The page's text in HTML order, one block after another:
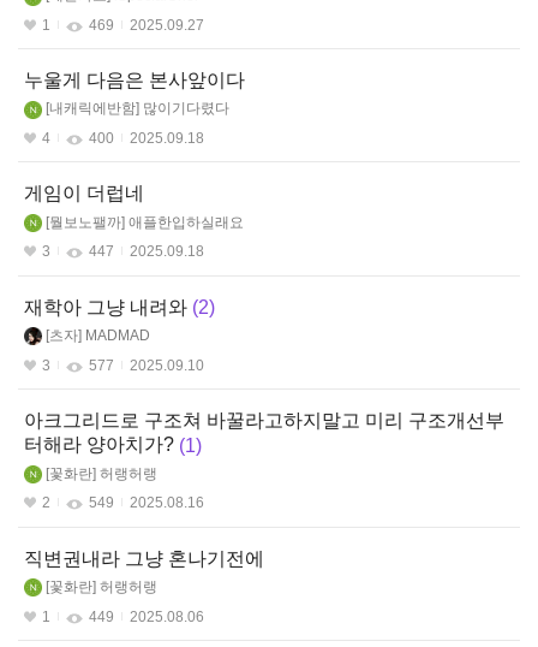
1
469 2025.09.27
누울게 다음은 본사앞이다
내캐릭에반함 많이기다렸다
4
400 2025.09.18
게임이 더럽네
뭘보노팰까 애플한입하실래요
3
447 2025.09.18
재학아 그냥 내려와 2
츠자 MADMAD
3
577 2025.09.10
아크그리드로 구조쳐 바꿀라고하지말고 미리 구조개선부
터해라 양아치가? 1
꽃화란 허랭허랭
2
549 2025.08.16
직변권내라 그냥 혼나기전에
꽃화란 허랭허랭
1
449 2025.08.06